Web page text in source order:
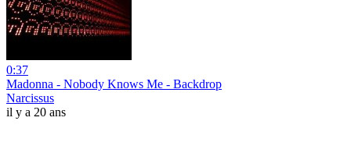
0:37
Madonna - Nobody Knows Me - Backdrop
Narcissus
il y a 20 ans